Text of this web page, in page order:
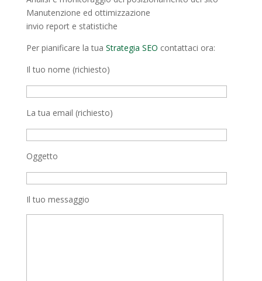
Manutenzione ed ottimizzazione
invio report e statistiche
Per pianificare la tua Strategia SEO contattaci ora:
Il tuo nome (richiesto)
La tua email (richiesto)
Oggetto
Il tuo messaggio